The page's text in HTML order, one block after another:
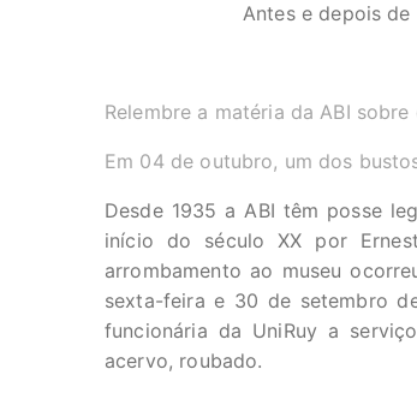
Antes e depois
Relembre a matéria da ABI
Em 04 de outubro, um dos
Desde 1935 a ABI têm posse
início do século XX por
arrombamento ao museu
sexta-feira e 30 de setembro
funcionária da UniRuy a
acervo, roubado.